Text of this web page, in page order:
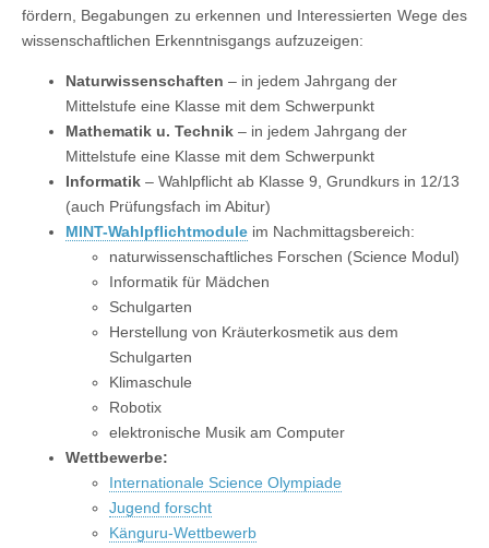
fördern, Begabungen zu erkennen und Interessierten Wege des
wissenschaftlichen Erkenntnisgangs aufzuzeigen:
Naturwissenschaften – in jedem Jahrgang der
Mittelstufe eine Klasse mit dem Schwerpunkt
Mathematik u. Technik – in jedem Jahrgang der
Mittelstufe eine Klasse mit dem Schwerpunkt
Informatik – Wahlpflicht ab Klasse 9, Grundkurs in 12/13
(auch Prüfungsfach im Abitur)
MINT-Wahlpflichtmodule im Nachmittagsbereich:
naturwissenschaftliches Forschen (Science Modul)
Informatik für Mädchen
Schulgarten
Herstellung von Kräuterkosmetik aus dem
Schulgarten
Klimaschule
Robotix
elektronische Musik am Computer
Wettbewerbe:
Internationale Science Olympiade
Jugend forscht
Känguru-Wettbewerb